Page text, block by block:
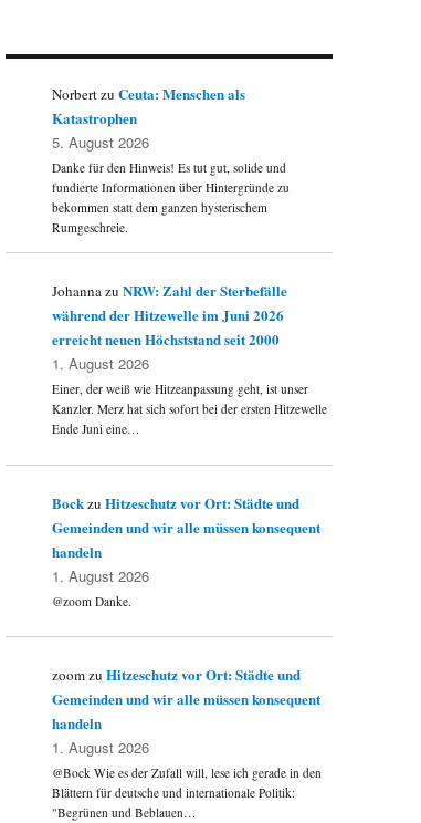
NorbertzuCeuta: Menschen als
Katastrophen
5. August 2026
Danke für den Hinweis! Es tut gut, solide und
fundierte Informationen über Hintergründe zu
bekommen statt dem ganzen hysterischem
Rumgeschreie.
JohannazuNRW: Zahl der Sterbefälle
während der Hitzewelle im Juni 2026
erreicht neuen Höchststand seit 2000
1. August 2026
Einer, der weiß wie Hitzeanpassung geht, ist unser
Kanzler. Merz hat sich sofort bei der ersten Hitzewelle
Ende Juni eine…
BockzuHitzeschutz vor Ort: Städte und
Gemeinden und wir alle müssen konsequent
handeln
1. August 2026
@zoom Danke.
zoomzuHitzeschutz vor Ort: Städte und
Gemeinden und wir alle müssen konsequent
handeln
1. August 2026
@Bock Wie es der Zufall will, lese ich gerade in den
Blättern für deutsche und internationale Politik:
"Begrünen und Beblauen…